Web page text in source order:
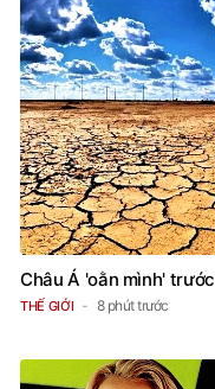
Châu Á 'oằn mình'
THẾ GIỚI 8 phút trước